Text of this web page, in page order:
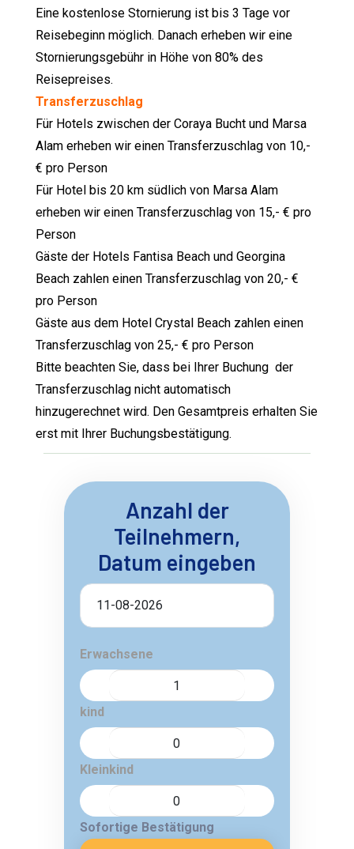
Eine kostenlose Stornierung ist bis 3 Tage vor
Reisebeginn möglich. Danach erheben wir eine
Stornierungsgebühr in Höhe von 80% des
Reisepreises.
Transferzuschlag
Für Hotels zwischen der Coraya Bucht und Marsa
Alam erheben wir einen Transferzuschlag von 10,-
€ pro Person
Für Hotel bis 20 km südlich von Marsa Alam
erheben wir einen Transferzuschlag von 15,- € pro
Person
Gäste der Hotels Fantisa Beach und Georgina
Beach zahlen einen Transferzuschlag von 20,- €
pro Person
Gäste aus dem Hotel Crystal Beach zahlen einen
Transferzuschlag von 25,- € pro Person
Bitte beachten Sie, dass bei Ihrer Buchung der
Transferzuschlag nicht automatisch
hinzugerechnet wird. Den Gesamtpreis erhalten Sie
erst mit Ihrer Buchungsbestätigung.
Anzahl der
Teilnehmern,
Datum eingeben
Erwachsene
kind
Kleinkind
Sofortige Bestätigung